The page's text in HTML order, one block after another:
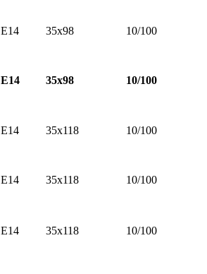
E14 35х98 10/100
E14 35х98 10/100
E14 35х118 10/100
E14 35х118 10/100
E14 35х118 10/100